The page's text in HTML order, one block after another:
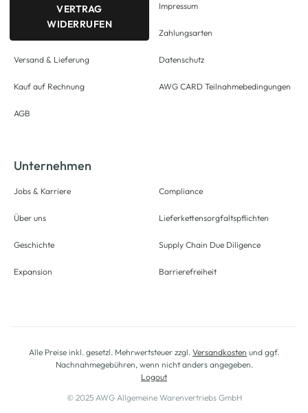
VERTRAG
WIDERRUFEN
Versand & Lieferung
Kauf auf Rechnung
AGB
Impressum
Zahlungsarten
Datenschutz
AWG CARD Teilnahmebedingungen
Unternehmen
Jobs & Karriere
Über uns
Geschichte
Expansion
Compliance
Lieferkettensorgfaltspflichten
Supply Chain Due Diligence
Barrierefreiheit
Alle Preise inkl. gesetzl. Mehrwertsteuer zzgl. Versandkosten und ggf.
Nachnahmegebühren, wenn nicht anders angegeben.
Logout
© 2025 AWG Allgemeine Warenvertriebs GmbH